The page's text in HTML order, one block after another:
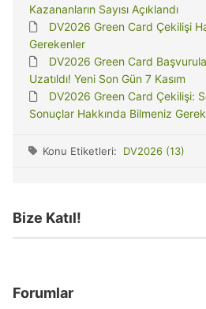
Kazananların Sayısı Açıklandı
DV2026 Green Card Çekilişi
Gerekenler
DV2026 Green Card
Uzatıldı! Yeni Son Gün 7 Kasım
DV2026 Green Card Çekilişi:
Sonuçlar Hakkında Bilmeniz
Konu Etiketleri: DV2026 (13)
Bize Katıl!
Forumlar